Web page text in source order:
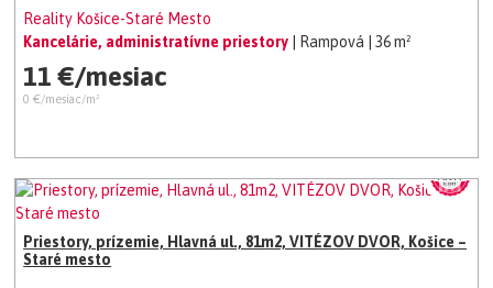
Reality Košice-Staré Mesto
Kancelárie, administratívne priestory
| Rampová | 36 m²
11 €/mesiac
0 €/mesiac/m²
Priestory, prízemie, Hlavná ul., 81m2, VITÉZOV DVOR, Košice –
Staré mesto